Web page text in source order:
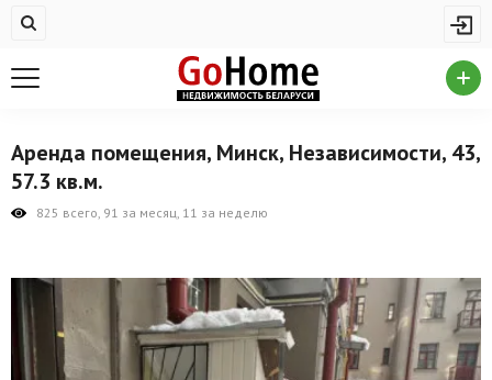
Купить квартиру
На сутки
Новостройки
Комерческая недвижимость
Продажа коммерческой недвижимости
Аренда помещения, Минск, Независимости, 43,
57.3 кв.м.
825 всего, 91 за месяц, 11 за неделю